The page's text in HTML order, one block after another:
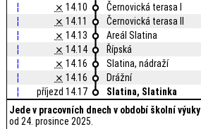
¦
⨯ 14.10 Černovická terasa I
¦
⨯ 14.11 Černovická terasa II
¦
⨯ 14.13 Areál Slatina
¦
⨯ 14.14 Řípská
¦
⨯ 14.16 Slatina, nádraží
¦
⨯ 14.16 Drážní
¦
příjezd 14.17 Slatina, Slatinka
Jede v pracovních dnech v období školní výuky
od 24. prosince 2025.